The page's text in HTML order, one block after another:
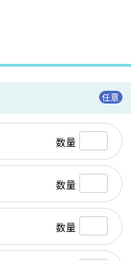
任意
数量
数量
数量